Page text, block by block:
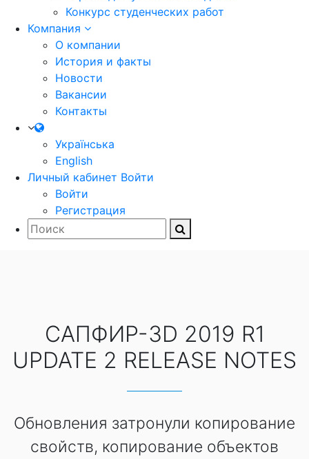
Конкурс студенческих работ
Компания
О компании
История и факты
Новости
Вакансии
Контакты
Українська
English
Личный кабинет Войти
Войти
Регистрация
САПФИР-3D 2019 R1
UPDATE 2 RELEASE NOTES
Обновления затронули копирование
свойств, копирование объектов